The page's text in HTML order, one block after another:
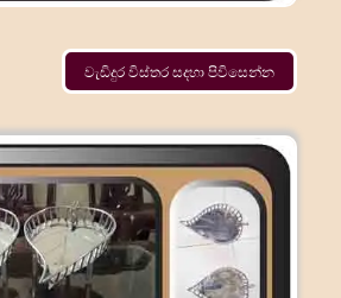
වැඩිදුර විස්තර සදහා පිවිසෙන්න